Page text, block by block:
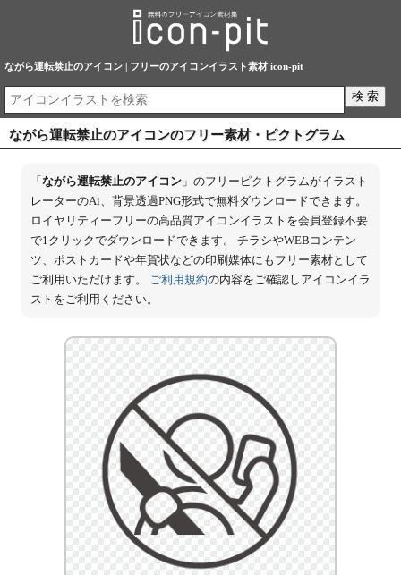
ながら運転禁止のアイコン | フリーのアイコンイラスト素材 icon-pit
ながら運転禁止のアイコンのフリー素材・ピクトグラム
「 ながら運転禁止のアイコン」のフリーピクトグラムがイラスト
レーターのAi、背景透過PNG形式で無料ダウンロードできます。
ロイヤリティーフリーの高品質アイコンイラストを会員登録不要
で1クリックでダウンロードできます。 チラシやWEBコンテン
ツ、ポストカードや年賀状などの印刷媒体にもフリー素材として
ご利用いただけます。 ご利用規約の内容をご確認しアイコンイラ
ストをご利用ください。